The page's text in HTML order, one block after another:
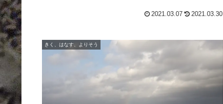
2021.03.07 2021.03.30
きく、はなす、よりそう